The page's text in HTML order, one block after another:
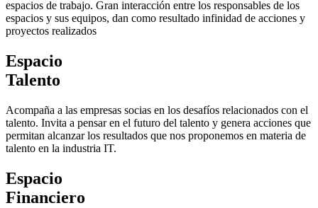
espacios de trabajo. Gran interacción entre los responsables de los
espacios y sus equipos, dan como resultado infinidad de acciones y
proyectos realizados
Espacio
Talento
Acompaña a las empresas socias en los desafíos relacionados con el
talento. Invita a pensar en el futuro del talento y genera acciones que
permitan alcanzar los resultados que nos proponemos en materia de
talento en la industria IT.
Espacio
Financiero